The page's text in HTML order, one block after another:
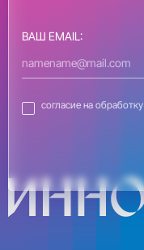
ВАШ EMAIL:
согласие на обработку